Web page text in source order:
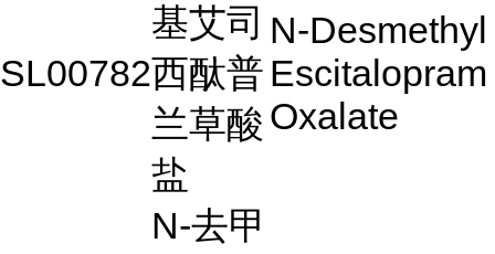
SL00782
基艾司
西酞普
兰草酸
盐
N-Desmethyl
Escitalopram
Oxalate
N-去甲